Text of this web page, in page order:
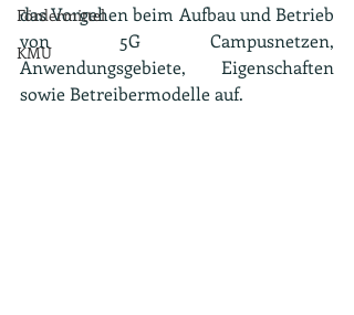
Fördermittel
KMU
das Vorgehen beim Aufbau und Betrieb
von 5G Campusnetzen,
Anwendungsgebiete, Eigenschaften
sowie Betreibermodelle auf.